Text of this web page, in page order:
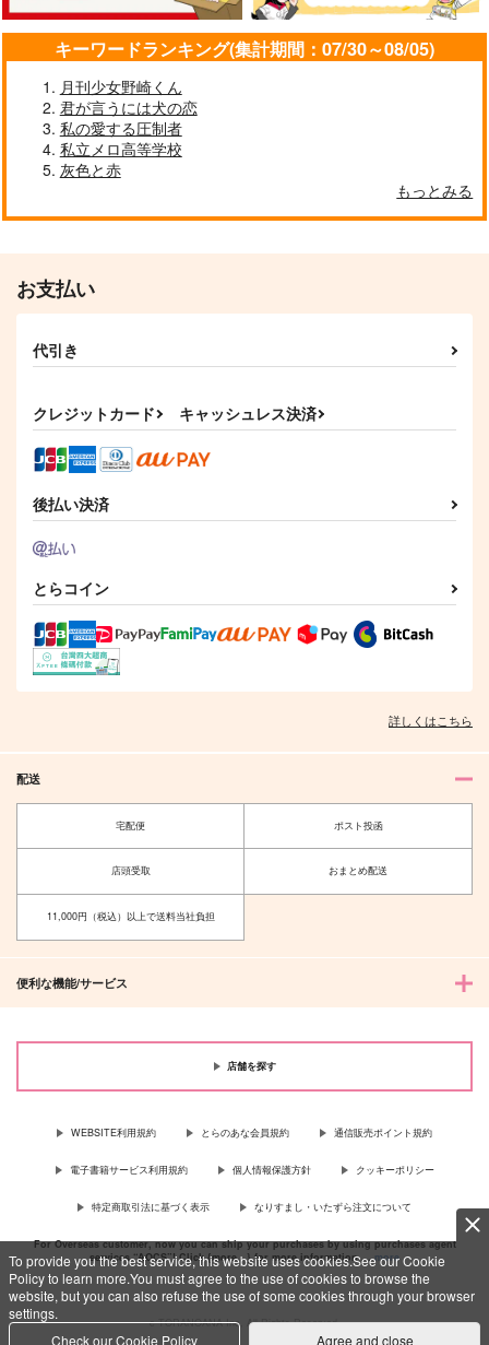
To provide you the best service, this website uses cookies.See our Cookie
Policy to learn more.You must agree to the use of cookies to browse the
website, but you can also refuse the use of some cookies through your browser
settings.
Check our Cookie Policy
Agree and close
作品詳細 作品詳細 作品詳細
卒業エトセトラ
770円（税込）
サンプル
865円（税込）
I will never forget yo
472円
黄色いblues
場地圭介×羽宮一虎
作品詳細
ONESTAR
羽宮一虎×場地圭介
場地課長の日常
東京卍リベンジャーズ
場地圭介×松野千冬
サンプル
カート
東京卍リベンジャーズ
サンプル
キーワードランキング(集計期間：07/30～08/05)
月刊少女野崎くん
君が言うには犬の恋
私の愛する圧制者
私立メロ高等学校
灰色と赤
もっとみる
お支払い
代引き
クレジットカード キャッシュレス決済
後払い決済
とらコイン
詳しくはこちら
配送
宅配便 ポスト投函
店頭受取 おまとめ配送
11,000円（税込）以上で送料当社負担
便利な機能/サービス
店舗を探す
WEBSITE利用規約 とらのあな会員規約 通信販売ポイント規約
電子書籍サービス利用規約 個人情報保護方針 クッキーポリシー
特定商取引法に基づく表示 なりすまし・いたずら注文について
For Overseas customer, now you can ship your purchases by using purchases agent
services “AOCS”! Click {more…} for more information …more
c TORANOANA Inc, All Rights Reserved.